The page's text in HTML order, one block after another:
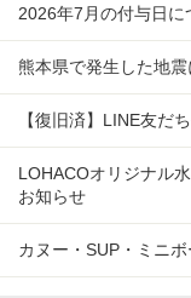
2026年7月の付与日に
熊本県で発生した地
【復旧済】LINE友だ
LOHACOオリジナル
お知らせ
カヌー・SUP・ミニ